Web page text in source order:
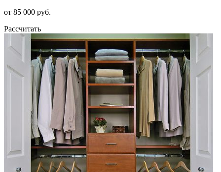
от 85 000 руб.
Рассчитать